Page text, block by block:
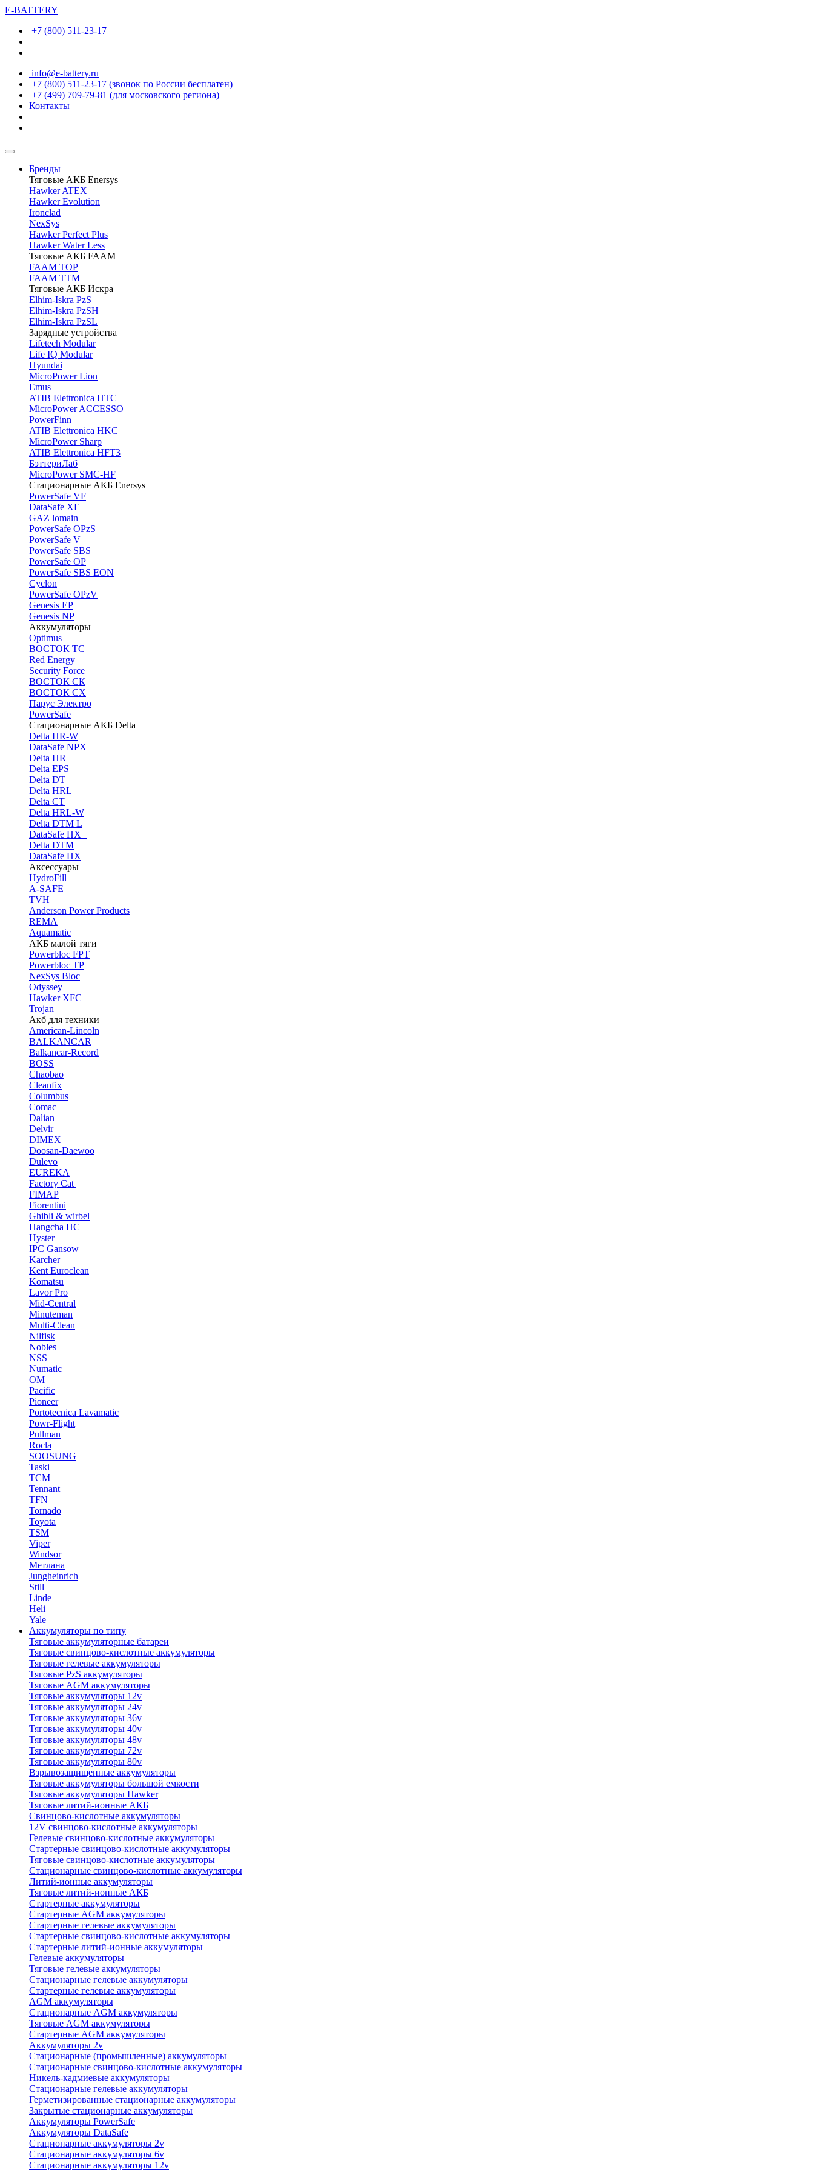
E-BATTERY
+7 (800) 511-23-17
info@e-battery.ru
+7 (800) 511-23-17 (звонок по России бесплатен)
+7 (499) 709-79-81 (для московского региона)
Контакты
Бренды
Тяговые АКБ Enersys
Hawker ATEX
Hawker Evolution
Ironclad
NexSys
Hawker Perfect Plus
Hawker Water Less
Тяговые АКБ FAAM
FAAM TOP
FAAM TTM
Тяговые АКБ Искра
Elhim-Iskra PzS
Elhim-Iskra PzSH
Elhim-Iskra PzSL
Зарядные устройства
Lifetech Modular
Life IQ Modular
Hyundai
MicroPower Lion
Emus
ATIB Elettronica HTC
MicroPower ACCESSO
PowerFinn
ATIB Elettronica HKC
MicroPower Sharp
ATIB Elettronica HFT3
БэттериЛаб
MicroPower SMC-HF
Стационарные АКБ Enersys
PowerSafe VF
DataSafe XE
GAZ lomain
PowerSafe OPzS
PowerSafe V
PоwerSafe SBS
PowerSafe OP
PоwerSafe SBS EON
Cyclon
PowerSafe OPzV
Genesis EP
Genesis NP
Аккумуляторы
Optimus
ВОСТОК ТС
Red Energy
Security Force
ВОСТОК СК
ВОСТОК СХ
Парус Электро
PowerSafe
Стационарные АКБ Delta
Delta HR-W
DataSafe NPX
Delta HR
Delta EPS
Delta DT
Delta HRL
Delta CT
Delta HRL-W
Delta DTM L
DataSafe HX+
Delta DTM
DataSafe HX
Аксессуары
HydroFill
A-SAFE
TVH
Anderson Power Products
REMA
Aquamatic
АКБ малой тяги
Powerbloc FPT
Powerbloc TP
NexSys Bloc
Odyssey
Hawker XFC
Trojan
Акб для техники
American-Lincoln
BALKANCAR
Balkancar-Record
BOSS
Chaobao
Cleanfix
Columbus
Comac
Dalian
Delvir
DIMEX
Doosan-Daewoo
Dulevo
EUREKA
Factory Cat
FIMAP
Fiorentini
Ghibli & wirbel
Hangcha HC
Hyster
IPC Gansow
Karcher
Kent Euroclean
Komatsu
Lavor Pro
Mid-Central
Minuteman
Multi-Clean
Nilfisk
Nobles
NSS
Numatic
OM
Pacific
Pioneer
Portotecnica Lavamatic
Powr-Flight
Pullman
Rocla
SOOSUNG
Taski
TCM
Tennant
TFN
Tornado
Toyota
TSM
Viper
Windsor
Метлана
Jungheinrich
Still
Linde
Heli
Yale
Аккумуляторы по типу
Тяговые аккумуляторные батареи
Тяговые свинцово-кислотные аккумуляторы
Тяговые гелевые аккумуляторы
Тяговые PzS аккумуляторы
Тяговые AGM аккумуляторы
Тяговые аккумуляторы 12v
Тяговые аккумуляторы 24v
Тяговые аккумуляторы 36v
Тяговые аккумуляторы 40v
Тяговые аккумуляторы 48v
Тяговые аккумуляторы 72v
Тяговые аккумуляторы 80v
Взрывозащищенные аккумуляторы
Тяговые аккумуляторы большой емкости
Тяговые аккумуляторы Hawker
Тяговые литий-ионные АКБ
Свинцово-кислотные аккумуляторы
12V свинцово-кислотные аккумуляторы
Гелевые свинцово-кислотные аккумуляторы
Стартерные свинцово-кислотные аккумуляторы
Тяговые свинцово-кислотные аккумуляторы
Стационарные свинцово-кислотные аккумуляторы
Литий-ионные аккумуляторы
Тяговые литий-ионные АКБ
Стартерные аккумуляторы
Стартерные AGM аккумуляторы
Стартерные гелевые аккумуляторы
Стартерные свинцово-кислотные аккумуляторы
Стартерные литий-ионные аккумуляторы
Гелевые аккумуляторы
Тяговые гелевые аккумуляторы
Стационарные гелевые аккумуляторы
Стартерные гелевые аккумуляторы
AGM аккумуляторы
Стационарные AGM аккумуляторы
Тяговые AGM аккумуляторы
Стартерные AGM аккумуляторы
Аккумуляторы 2v
Стационарные (промышленные) аккумуляторы
Стационарные свинцово-кислотные аккумуляторы
Никель-кадмиевые аккумуляторы
Стационарные гелевые аккумуляторы
Герметизированные стационарные аккумуляторы
Закрытые стационарные аккумуляторы
Аккумуляторы PowerSafe
Аккумуляторы DataSafe
Стационарные аккумуляторы 2v
Стационарные аккумуляторы 6v
Стационарные аккумуляторы 12v